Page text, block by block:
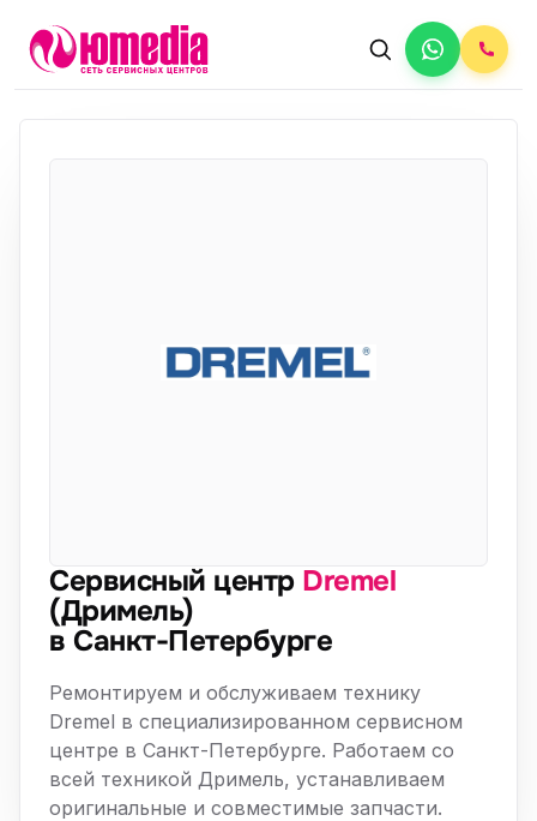
Сервисный центр Dremel
(Дримель)
в Санкт-Петербурге
Ремонтируем и обслуживаем технику
Dremel в специализированном сервисном
центре в Санкт-Петербурге. Работаем со
всей техникой Дримель, устанавливаем
оригинальные и совместимые запчасти.